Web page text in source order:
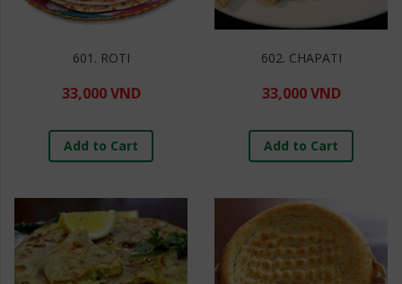
601. ROTI
33,000 VND
Add to Cart
602. CHAPATI
33,000 VND
Add to Cart